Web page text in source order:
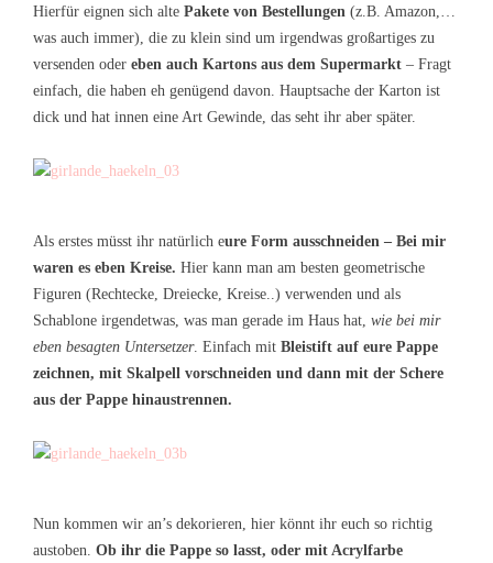
Hierfür eignen sich alte Pakete von Bestellungen (z.B. Amazon,…
was auch immer), die zu klein sind um irgendwas großartiges zu
versenden oder eben auch Kartons aus dem Supermarkt – Fragt
einfach, die haben eh genügend davon. Hauptsache der Karton ist
dick und hat innen eine Art Gewinde, das seht ihr aber später.
Als erstes müsst ihr natürlich eure Form ausschneiden – Bei mir
waren es eben Kreise. Hier kann man am besten geometrische
Figuren (Rechtecke, Dreiecke, Kreise..) verwenden und als
Schablone irgendetwas, was man gerade im Haus hat, wie bei mir
eben besagten Untersetzer. Einfach mit Bleistift auf eure Pappe
zeichnen, mit Skalpell vorschneiden und dann mit der Schere
aus der Pappe hinaustrennen.
Nun kommen wir an’s dekorieren, hier könnt ihr euch so richtig
austoben. Ob ihr die Pappe so lasst, oder mit Acrylfarbe